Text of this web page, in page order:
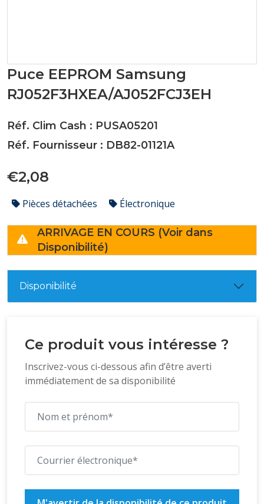
Puce EEPROM Samsung
RJ052F3HXEA/AJ052FCJ3EH
Réf. Clim Cash : PUSA05201
Réf. Fournisseur : DB82-01121A
€2,08
Pièces détachées Électronique
ARRIVAGE EN COURS (Voir dans
Disponibilité)
Disponibilité
Ce produit vous intéresse ?
Inscrivez-vous ci-dessous afin d’être averti
immédiatement de sa disponibilité